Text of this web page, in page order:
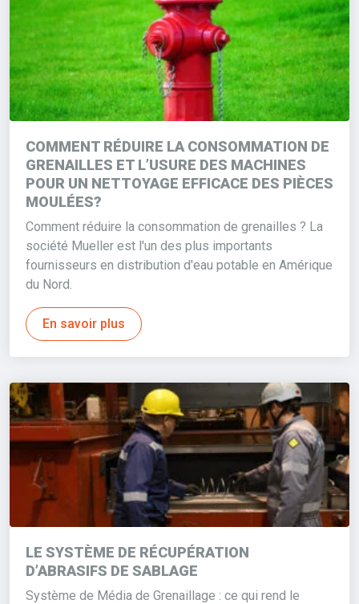
COMMENT RÉDUIRE LA CONSOMMATION DE
GRENAILLES ET L’USURE DES MACHINES
POUR UN NETTOYAGE EFFICACE DES PIÈCES
MOULÉES?
Comment réduire la consommation de grenailles ? La
société Mueller est l'un des plus importants
fournisseurs en distribution d'eau potable en Amérique
du Nord.
En savoir plus
LE SYSTÈME DE RÉCUPÉRATION
D’ABRASIFS DE SABLAGE
Système de Média de Grenaillage : ce qui rend le